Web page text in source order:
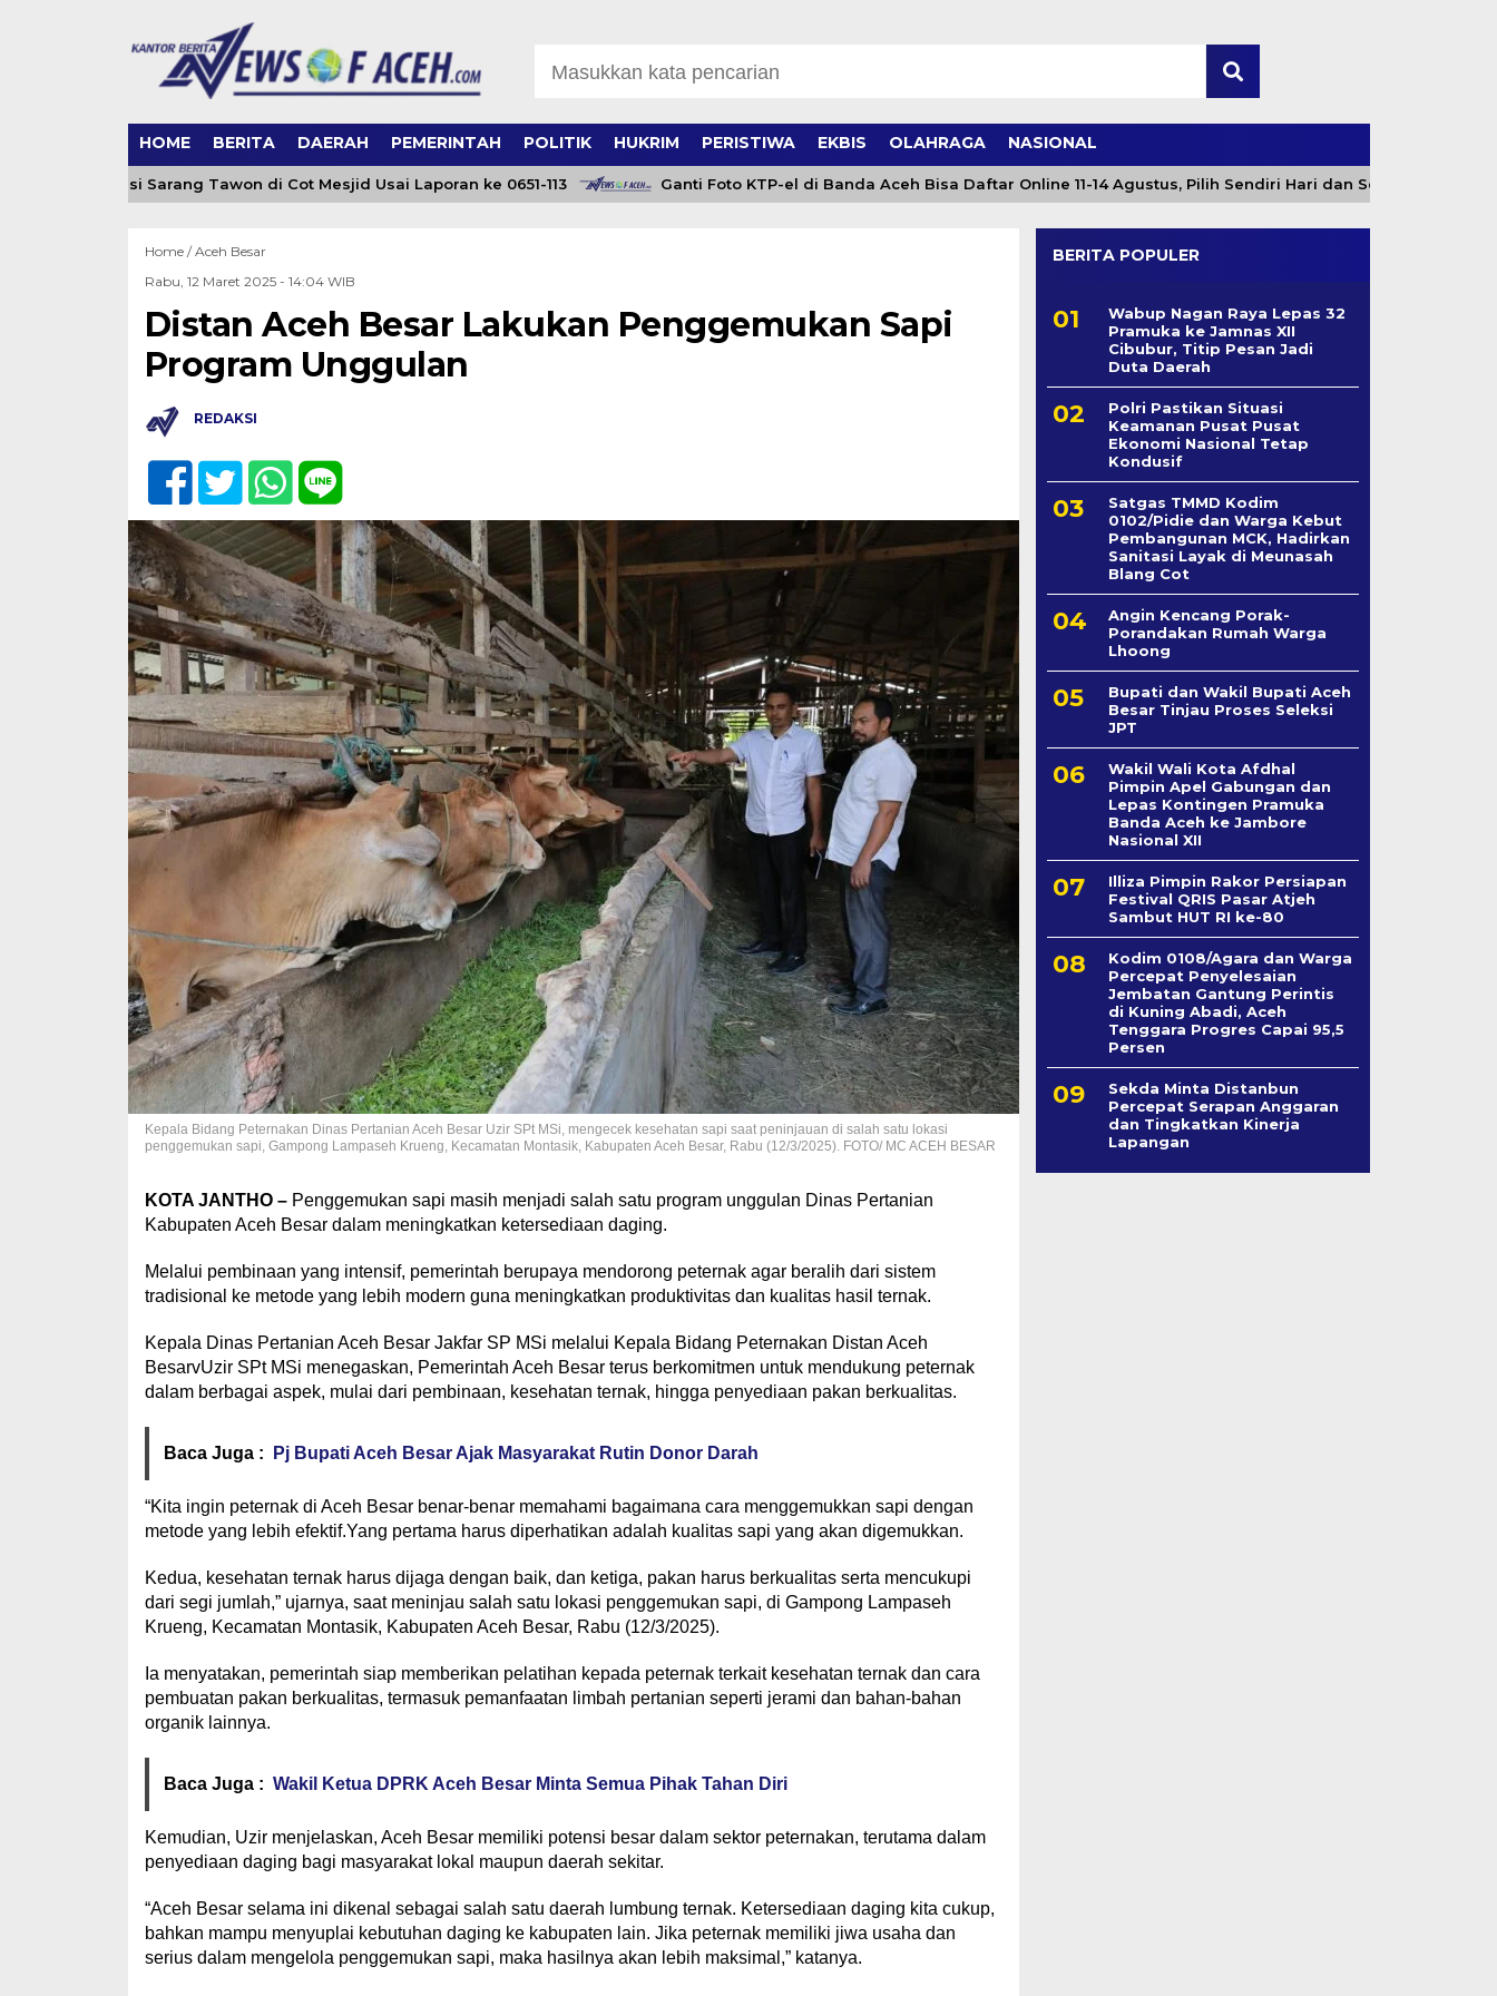
HOME BERITA DAERAH PEMERINTAH POLITIK HUKRIM PERISTIWA EKBIS OLAHRAGA NASIONAL
Evakuasi Sarang Tawon di Cot Mesjid Usai Laporan ke 0651-113 Ganti Foto KTP-el di Banda Aceh Bisa Daftar Online 11-14 Agustus, Pilih Sendiri Hari dan Sesi
Home /Aceh Besar
Rabu, 12 Maret 2025 - 14:04 WIB
Distan Aceh Besar Lakukan Penggemukan Sapi
Program Unggulan
REDAKSI
Kepala Bidang Peternakan Dinas Pertanian Aceh Besar Uzir SPt MSi, mengecek kesehatan sapi saat peninjauan di salah satu lokasi
penggemukan sapi, Gampong Lampaseh Krueng, Kecamatan Montasik, Kabupaten Aceh Besar, Rabu (12/3/2025). FOTO/ MC ACEH BESAR
KOTA JANTHO –Penggemukan sapi masih menjadi salah satu program unggulan Dinas Pertanian
Kabupaten Aceh Besar dalam meningkatkan ketersediaan daging.
Melalui pembinaan yang intensif, pemerintah berupaya mendorong peternak agar beralih dari sistem
tradisional ke metode yang lebih modern guna meningkatkan produktivitas dan kualitas hasil ternak.
Kepala Dinas Pertanian Aceh Besar Jakfar SP MSi melalui Kepala Bidang Peternakan Distan Aceh
BesarvUzir SPt MSi menegaskan, Pemerintah Aceh Besar terus berkomitmen untuk mendukung peternak
dalam berbagai aspek, mulai dari pembinaan, kesehatan ternak, hingga penyediaan pakan berkualitas.
Baca Juga : Pj Bupati Aceh Besar Ajak Masyarakat Rutin Donor Darah
“Kita ingin peternak di Aceh Besar benar-benar memahami bagaimana cara menggemukkan sapi dengan
metode yang lebih efektif.Yang pertama harus diperhatikan adalah kualitas sapi yang akan digemukkan.
Kedua, kesehatan ternak harus dijaga dengan baik, dan ketiga, pakan harus berkualitas serta mencukupi
dari segi jumlah,” ujarnya, saat meninjau salah satu lokasi penggemukan sapi, di Gampong Lampaseh
Krueng, Kecamatan Montasik, Kabupaten Aceh Besar, Rabu (12/3/2025).
Ia menyatakan, pemerintah siap memberikan pelatihan kepada peternak terkait kesehatan ternak dan cara
pembuatan pakan berkualitas, termasuk pemanfaatan limbah pertanian seperti jerami dan bahan-bahan
organik lainnya.
Baca Juga : Wakil Ketua DPRK Aceh Besar Minta Semua Pihak Tahan Diri
Kemudian, Uzir menjelaskan, Aceh Besar memiliki potensi besar dalam sektor peternakan, terutama dalam
penyediaan daging bagi masyarakat lokal maupun daerah sekitar.
“Aceh Besar selama ini dikenal sebagai salah satu daerah lumbung ternak. Ketersediaan daging kita cukup,
bahkan mampu menyuplai kebutuhan daging ke kabupaten lain. Jika peternak memiliki jiwa usaha dan
serius dalam mengelola penggemukan sapi, maka hasilnya akan lebih maksimal,” katanya.
BERITA POPULER
Wabup Nagan Raya Lepas 32
Pramuka ke Jamnas XII
Cibubur, Titip Pesan Jadi
Duta Daerah
Polri Pastikan Situasi
Keamanan Pusat Pusat
Ekonomi Nasional Tetap
Kondusif
Satgas TMMD Kodim
0102/Pidie dan Warga Kebut
Pembangunan MCK, Hadirkan
Sanitasi Layak di Meunasah
Blang Cot
Angin Kencang Porak-
Porandakan Rumah Warga
Lhoong
Bupati dan Wakil Bupati Aceh
Besar Tinjau Proses Seleksi
JPT
Wakil Wali Kota Afdhal
Pimpin Apel Gabungan dan
Lepas Kontingen Pramuka
Banda Aceh ke Jambore
Nasional XII
Illiza Pimpin Rakor Persiapan
Festival QRIS Pasar Atjeh
Sambut HUT RI ke-80
Kodim 0108/Agara dan Warga
Percepat Penyelesaian
Jembatan Gantung Perintis
di Kuning Abadi, Aceh
Tenggara Progres Capai 95,5
Persen
Sekda Minta Distanbun
Percepat Serapan Anggaran
dan Tingkatkan Kinerja
Lapangan